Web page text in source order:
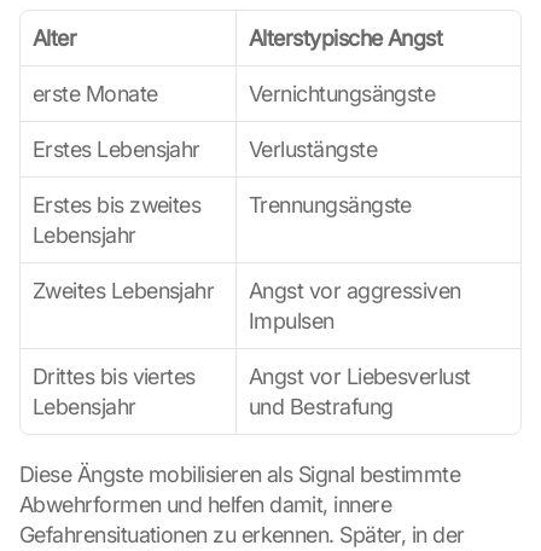
Alter Alterstypische Angst
erste Monate Vernichtungsängste
Erstes Lebensjahr Verlustängste
Erstes bis zweites
Lebensjahr
Trennungsängste
Zweites Lebensjahr
Angst vor aggressiven
Impulsen
Drittes bis viertes
Lebensjahr
Angst vor Liebesverlust
und Bestrafung
Diese Ängste mobilisieren als Signal bestimmte
Abwehrformen und helfen damit, innere
Gefahrensituationen zu erkennen. Später, in der